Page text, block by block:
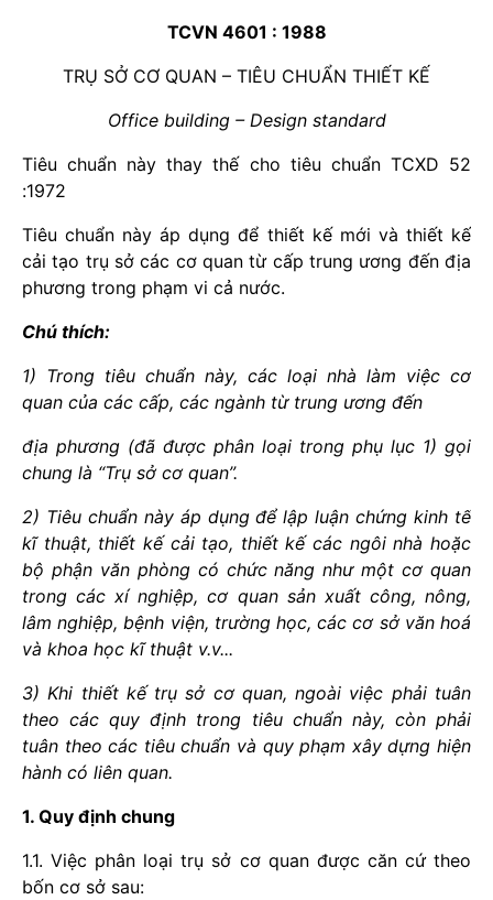
TCVN 4601 : 1988
TRỤ SỞ CƠ QUAN – TIÊU CHUẨN THIẾT KẾ
Office building – Design standard
Tiêu chuẩn này thay thế cho tiêu chuẩn TCXD 52
:1972
Tiêu chuẩn này áp dụng để thiết kế mới và thiết kế
cải tạo trụ sở các cơ quan từ cấp trung ương đến địa
phương trong phạm vi cả nước.
Chú thích:
1) Trong tiêu chuẩn này, các loại nhà làm việc cơ
quan của các cấp, các ngành từ trung ương đến
địa phương (đã được phân loại trong phụ lục 1) gọi
chung là “Trụ sở cơ quan”.
2) Tiêu chuẩn này áp dụng để lập luận chứng kinh tế
kĩ thuật, thiết kế cải tạo, thiết kế các ngôi nhà hoặc
bộ phận văn phòng có chức năng như một cơ quan
trong các xí nghiệp, cơ quan sản xuất công, nông,
lâm nghiệp, bệnh viện, trường học, các cơ sở văn hoá
và khoa học kĩ thuật v.v...
3) Khi thiết kế trụ sở cơ quan, ngoài việc phải tuân
theo các quy định trong tiêu chuẩn này, còn phải
tuân theo các tiêu chuẩn và quy phạm xây dựng hiện
hành có liên quan.
1. Quy định chung
1.1. Việc phân loại trụ sở cơ quan được căn cứ theo
bốn cơ sở sau: